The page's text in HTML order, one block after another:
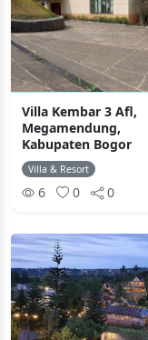
Villa Kembar 3 Afl,
Megamendung,
Kabupaten Bogor
Villa & Resort
6 0 0